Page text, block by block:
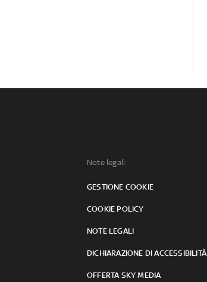
Note legali:
GESTIONE COOKIE
COOKIE POLICY
NOTE LEGALI
DICHIARAZIONE DI ACCESSIBILITÀ
OFFERTA SKY MEDIA